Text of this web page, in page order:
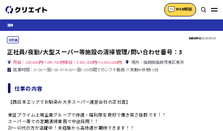
WEB相談
清掃
正社員 掲載更新日2026/06/23
正社員/夜勤/大型スーパー等施設の清掃管理/問い合わせ番号：3
月給：228,000円～285,700円年収：3,300,000円～4,000,000円
場所：福岡県福岡市東区東浜
就業時間：21:00〜翌6:00 ※18:00〜翌6:00の間でのシフト勤務 ※実働8h休憩60分
仕事の内容
【西日本エリアでお馴染み大手スーパー運営会社の正社員】
東証プライム上場企業グループで待遇・福利厚生良好で働き易さ抜群です！！
スーパー等での定期清掃業務で中途採用！！
20〜40代の方が活躍中！未経験から高待遇が期待できます！！